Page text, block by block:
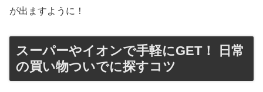
が出ますように！
スーパーやイオンで手軽にGET！ 日常
の買い物ついでに探すコツ